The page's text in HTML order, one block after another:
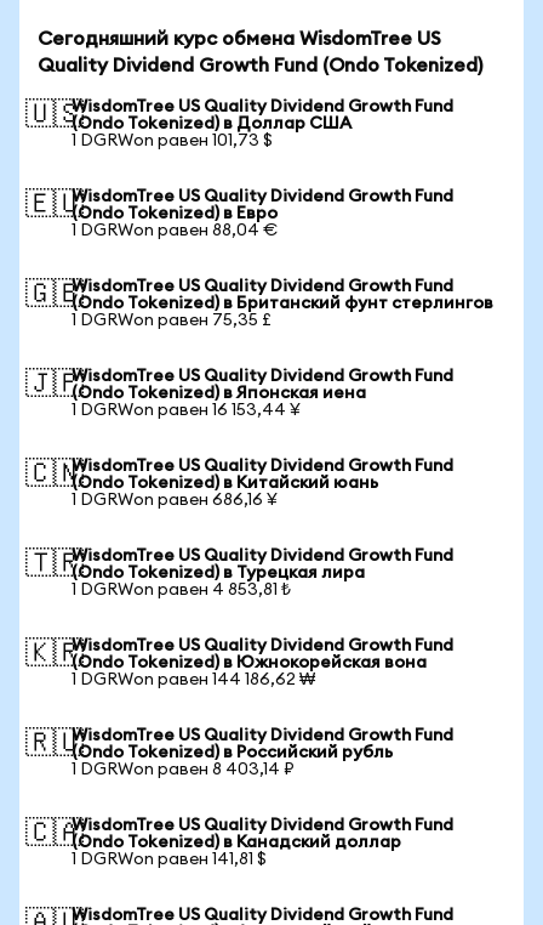
Сегодняшний курс обмена WisdomTree US
Quality Dividend Growth Fund (Ondo Tokenized)
🇺🇸WisdomTree US Quality Dividend Growth Fund
(Ondo Tokenized) в Доллар США
1 DGRWon равен 101,73 $
🇪🇺WisdomTree US Quality Dividend Growth Fund
(Ondo Tokenized) в Евро
1 DGRWon равен 88,04 €
🇬🇧WisdomTree US Quality Dividend Growth Fund
(Ondo Tokenized) в Британский фунт стерлингов
1 DGRWon равен 75,35 £
🇯🇵WisdomTree US Quality Dividend Growth Fund
(Ondo Tokenized) в Японская иена
1 DGRWon равен 16 153,44 ¥
🇨🇳WisdomTree US Quality Dividend Growth Fund
(Ondo Tokenized) в Китайский юань
1 DGRWon равен 686,16 ¥
🇹🇷WisdomTree US Quality Dividend Growth Fund
(Ondo Tokenized) в Турецкая лира
1 DGRWon равен 4 853,81 ₺
🇰🇷WisdomTree US Quality Dividend Growth Fund
(Ondo Tokenized) в Южнокорейская вона
1 DGRWon равен 144 186,62 ₩
🇷🇺WisdomTree US Quality Dividend Growth Fund
(Ondo Tokenized) в Российский рубль
1 DGRWon равен 8 403,14 ₽
🇨🇦WisdomTree US Quality Dividend Growth Fund
(Ondo Tokenized) в Канадский доллар
1 DGRWon равен 141,81 $
WisdomTree US Quality Dividend Growth Fund